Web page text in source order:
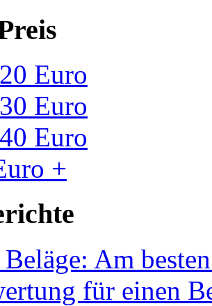
Euro
Euro
Euro
+
Am
für einen